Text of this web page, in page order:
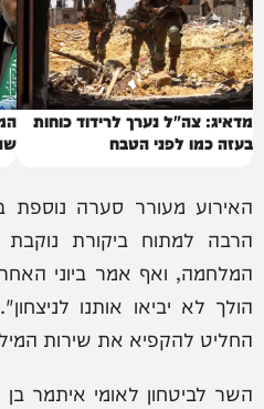
מדאיג: צה"ל נערך לרידוד כוחות
בעזה כמו לפני הטבח
האירוע מעורר סערה נוספת
הרבה למתוח ביקורת נוקבת
המלחמה, ואף אמר ביוני
הולך לא יביאו אותנו
החליט להקפיא את שירות
השר לביטחון לאומי איתמר בן